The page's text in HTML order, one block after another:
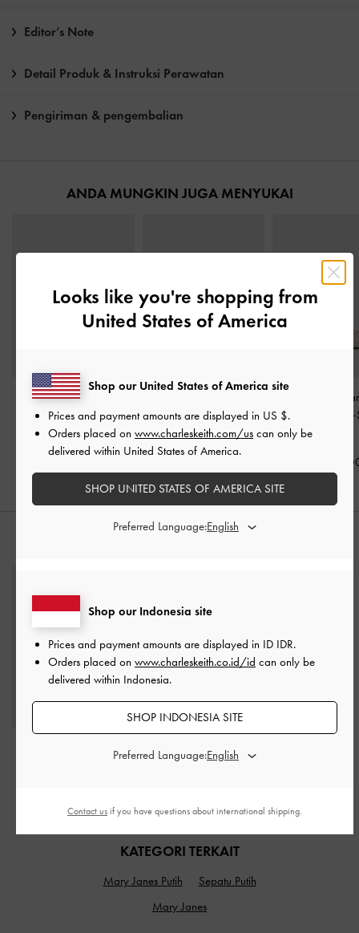
Editor’s Note
Detail Produk & Instruksi Perawatan
Pengiriman & pengembalian
ANDA MUNGKIN JUGA MENYUKAI
Sepatu Flats Mary Jane
Bow Emiko-Chalk
IDR1,099,000
Muligan Mesh-Chalk
IDR1,099,000
Sepatu Flats
Crossover
Tote Bag Calla -Oat
KATEGORI TERKAIT
Mary Janes Putih
Sepatu Putih
Mary Janes
Looks like you're shopping from
United States of America
Shop our Indonesia site
Prices and payment amounts are displayed in ID IDR.
Orders placed on www.charleskeith.co.id/id can only be
delivered within Indonesia.
SHOP INDONESIA SITE
Preferred Language:
Shop our United States of America site
Prices and payment amounts are displayed in US $.
Orders placed on www.charleskeith.com/us can only be
delivered within United States of America.
SHOP UNITED STATES OF AMERICA SITE
Preferred Language:
Contact us if you have questions about international shipping.